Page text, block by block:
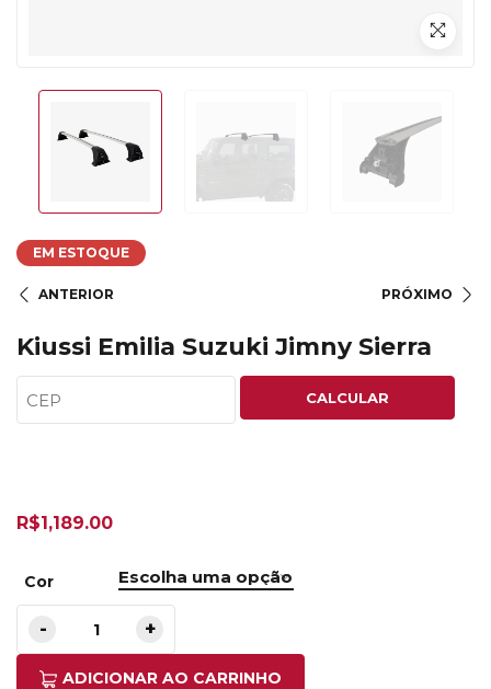
EM ESTOQUE
ANTERIOR PRÓXIMO
Kiussi Emilia Suzuki Jimny Sierra
CALCULAR
R$1,189.00
Cor
ADICIONAR AO CARRINHO